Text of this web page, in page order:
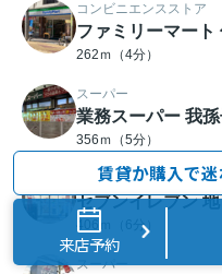
コンビニエンスストア
ファミリーマート
262ｍ（4分）
スーパー
業務スーパー 我
356ｍ（5分）
コンビニエンスストア
セブンイレブン
406ｍ（6分）
スーパー
賃貸か購入で
来店予約